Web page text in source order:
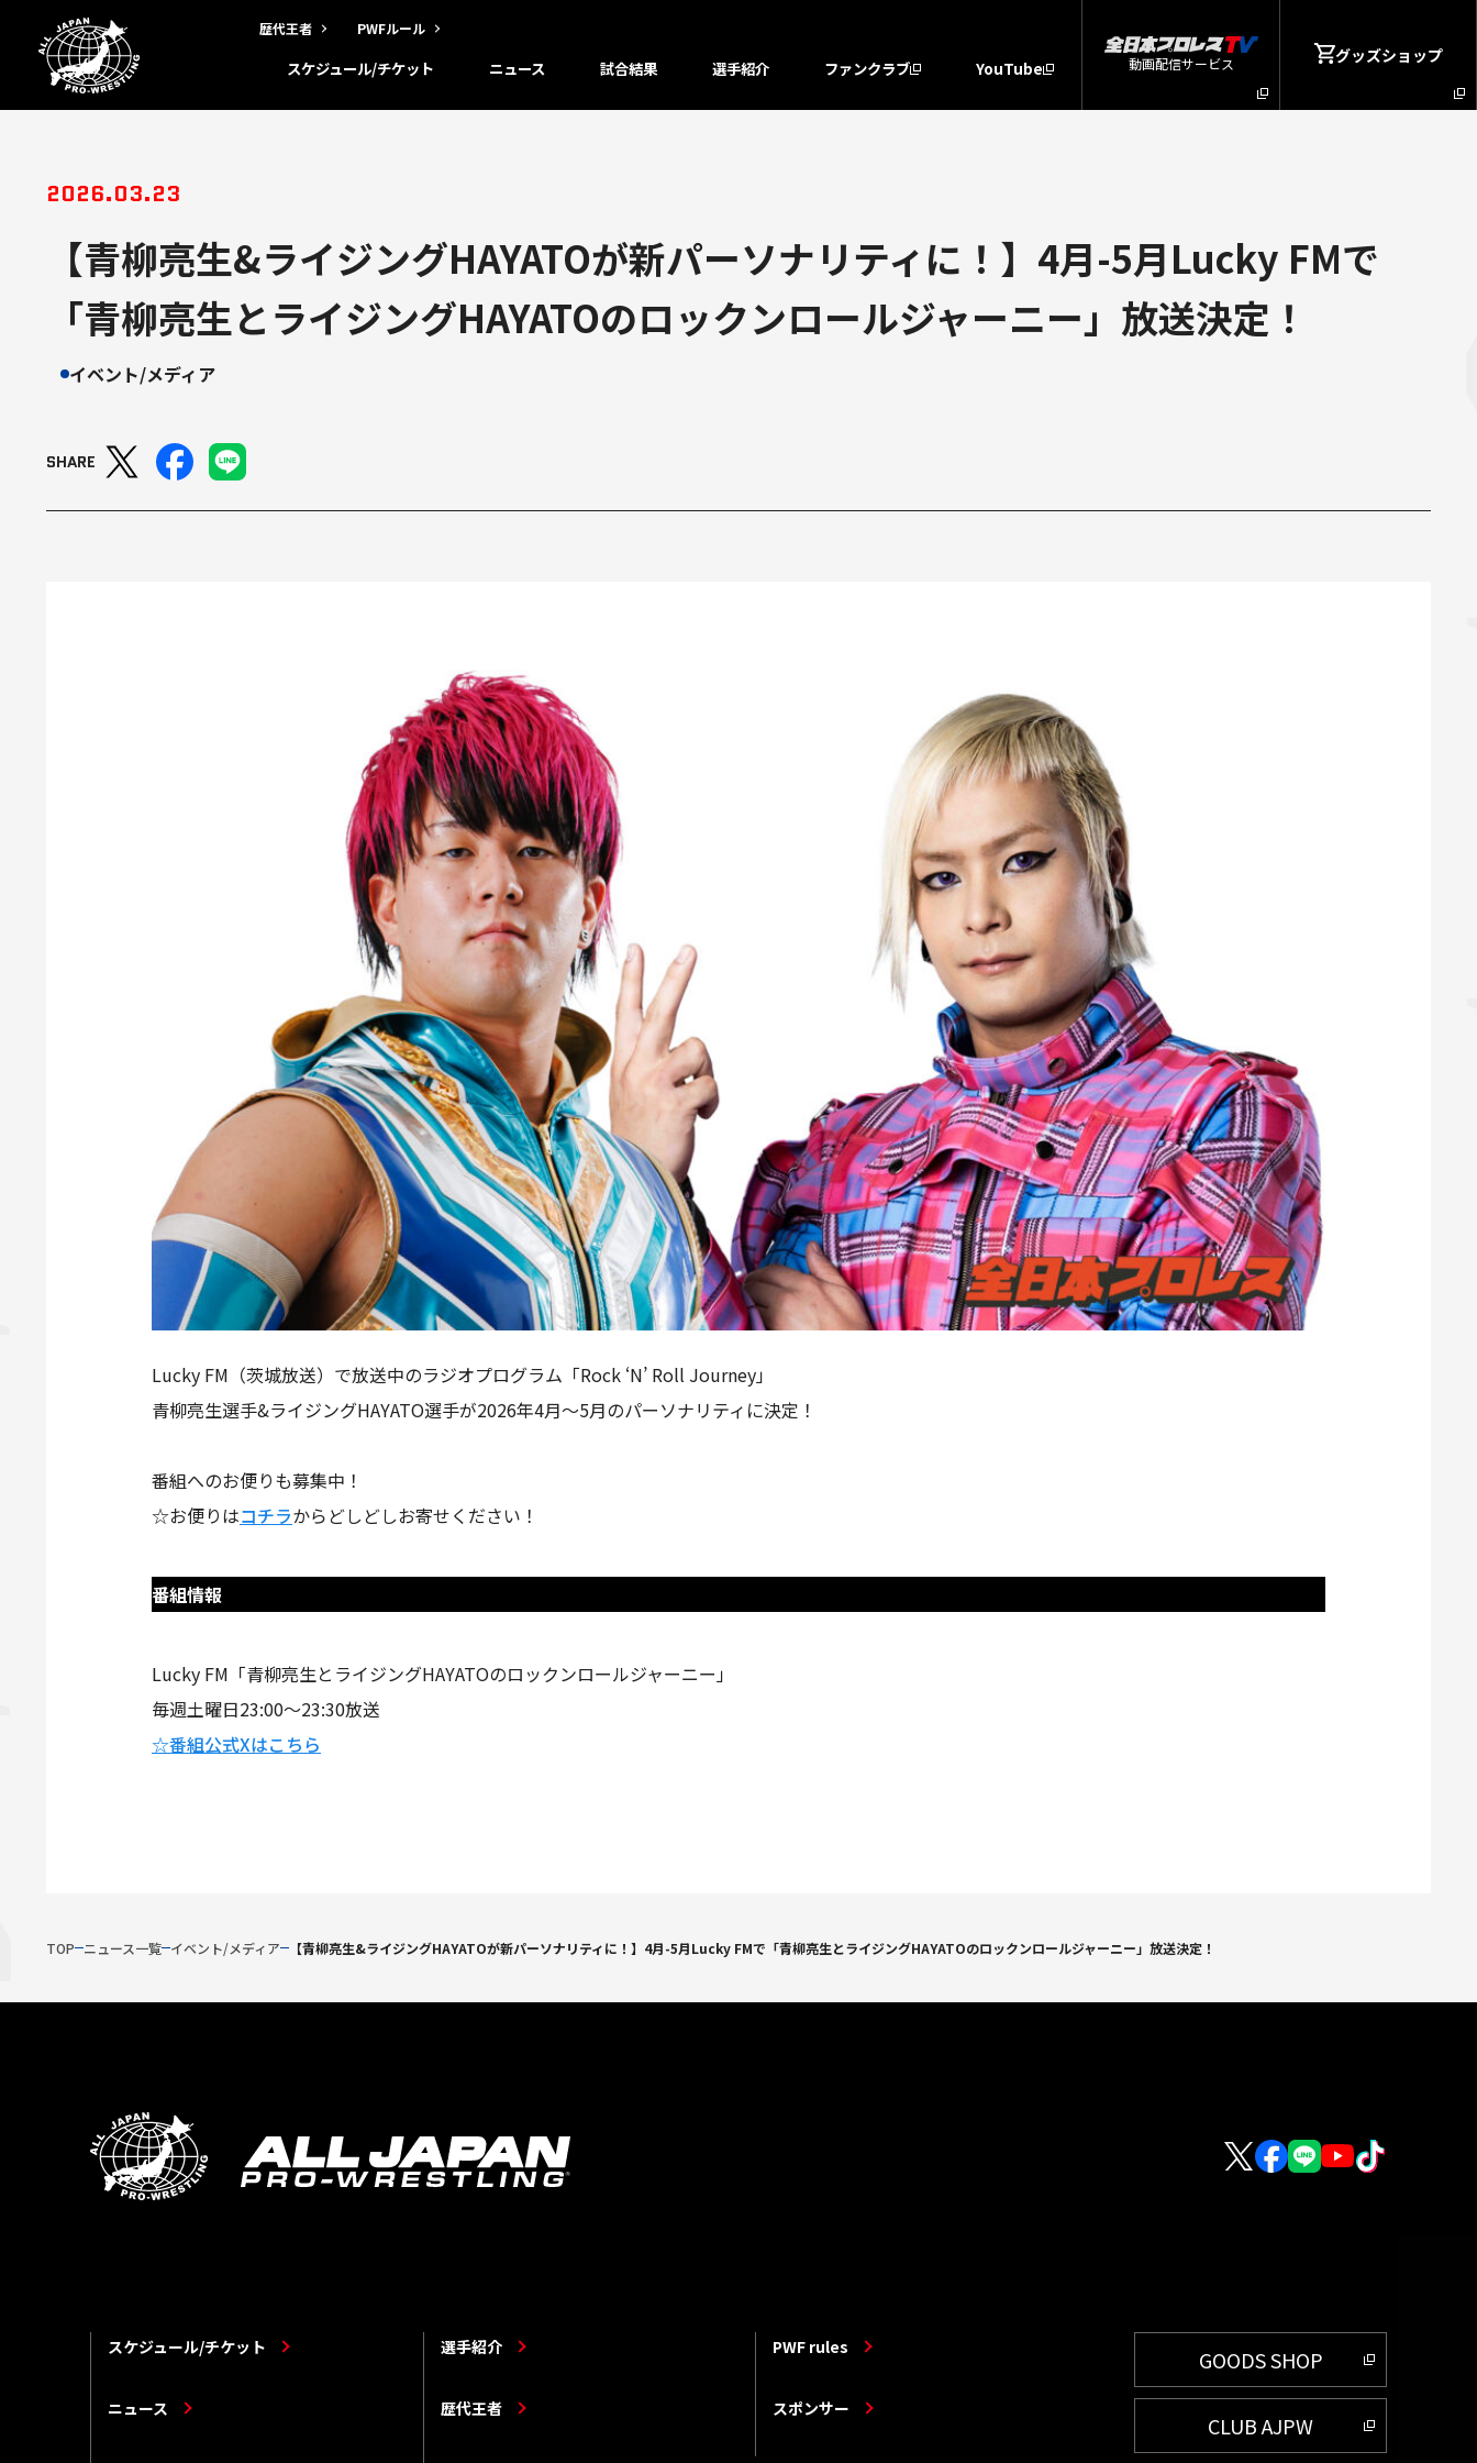
歴代王者 PWFルール
スケジュール/チケット ニュース 試合結果 選手紹介 ファンクラブ YouTube 動画配信サービス グッズショップ
2026.03.23
【青柳亮生&ライジングHAYATOが新パーソナリティに！】4月-5月Lucky FMで
「青柳亮生とライジングHAYATOのロックンロールジャーニー」放送決定！
イベント/メディア
SHARE
Lucky FM（茨城放送）で放送中のラジオプログラム「Rock ‘N’ Roll Journey」
青柳亮生選手&ライジングHAYATO選手が2026年4月～5月のパーソナリティに決定！
番組へのお便りも募集中！
☆お便りはコチラからどしどしお寄せください！
番組情報
Lucky FM「青柳亮生とライジングHAYATOのロックンロールジャーニー」
毎週土曜日23:00～23:30放送
☆番組公式Xはこちら
TOP ニュース一覧 イベント/メディア 【青柳亮生&ライジングHAYATOが新パーソナリティに！】4月-5月Lucky FMで「青柳亮生とライジングHAYATOのロックンロールジャーニー」放送決定！
スケジュール/チケット 選手紹介 PWF rules
ニュース 歴代王者 スポンサー
GOODS SHOP
CLUB AJPW